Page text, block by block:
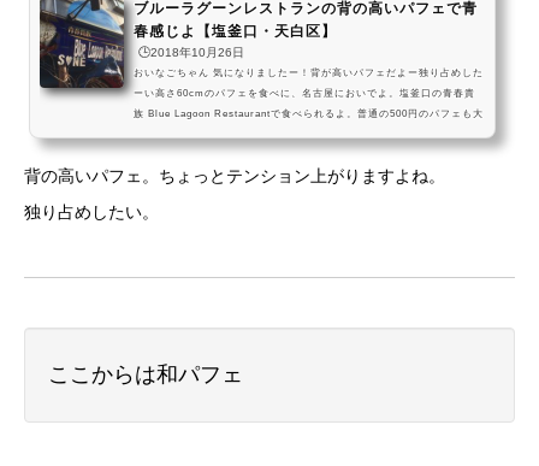
ブルーラグーンレストランの背の高いパフェで青
春感じよ【塩釜口・天白区】
🕒️2018年10月26日
おいなごちゃん 気になりましたー！背が高いパフェだよー独り占めした
ーい高さ60cmのパフェを食べに、名古屋においでよ。塩釜口の青春貴
族 Blue Lagoon Restaurantで食べられるよ。普通の500円のパフェも大
のお店はこちらアクセス 愛知県名古屋市天白区塩釜口２丁目２０１ 営
背の高いパフェ。ちょっとテンション上がりますよね。
独り占めしたい。
ここからは和パフェ